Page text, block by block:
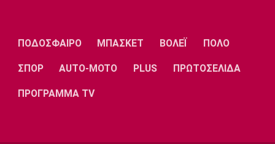
Σίτι
ΠΟΔΟΣΦΑΙΡΟ ΜΠΑΣΚΕΤ ΒΟΛΕΪ ΠΟΛΟ
ΣΠΟΡ AUTO-MOTO PLUS ΠΡΩΤΟΣΕΛΙΔΑ
ΠΡΟΓΡΑΜΜΑ TV